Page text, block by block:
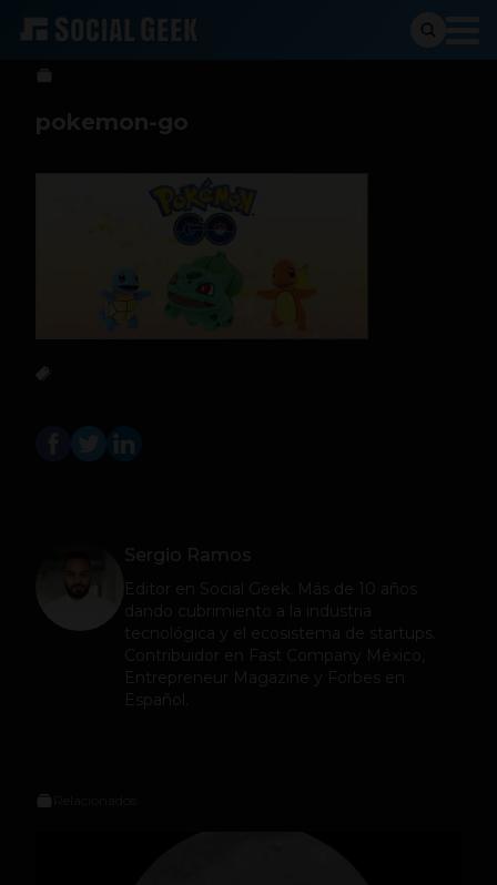
Sergio Ramos 21 de noviembre de 2016
pokemon-go
Sergio Ramos
Editor en Social Geek
. Más de 10 años
dando cubrimiento a la industria
tecnológica y el ecosistema de startups.
Contribuidor en Fast Company México,
Entrepreneur Magazine y Forbes en
Español.